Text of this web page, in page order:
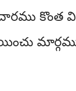
కొంత